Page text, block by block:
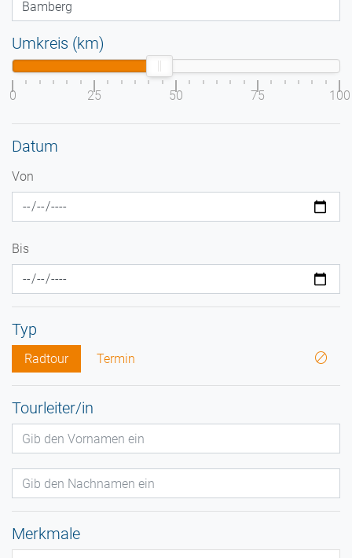
Umkreis (km)
0 25 50 75 100
Datum
Von
Bis
Typ
Radtour Termin
Tourleiter/in
Merkmale